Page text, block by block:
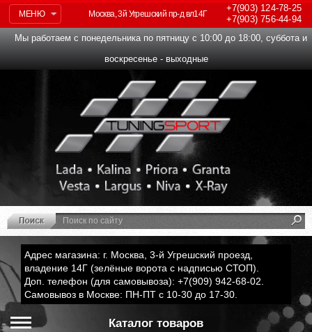
МЕНЮ
+7(903)124-78-25
+7(903)756-44-94
Москва, 3й Угрешский пр-д вл14Г
Мы работаем с понедельника по пятницу с 10:00 до 18:00, суббота и
воскресенье - выходные
Адрес магазина: г. Москва, 3-й Угрешский проезд,
владение 14Г (зелёные ворота с надписью СТОП).
Доп. телефон (для самовывоза): +7(909) 942-68-02.
Самовывоз в Москве: ПН-ПТ с 10-30 до 17-30.
Каталог товаров